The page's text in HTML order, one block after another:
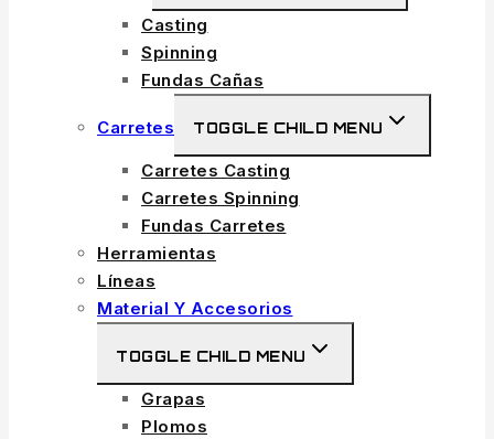
Casting
Spinning
Fundas Cañas
Carretes TOGGLE CHILD MENU
Carretes Casting
Carretes Spinning
Fundas Carretes
Herramientas
Líneas
Material Y Accesorios
TOGGLE CHILD MENU
Grapas
Plomos